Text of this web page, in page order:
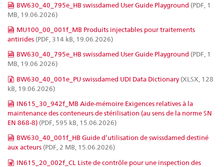
BW630_40_795e_HB swissdamed User Guide Playground (PDF, 1
MB, 19.06.2026)
MU100_00_001f_MB Produits injectables pour traitements
antirides (PDF, 314 kB, 19.06.2026)
BW630_40_795e_HB swissdamed User Guide Playground (PDF, 1
MB, 19.06.2026)
BW630_40_001e_PU swissdamed UDI Data Dictionary(XLSX, 128
kB, 19.06.2026)
IN615_30_942f_MB Aide-mémoire Exigences relatives à la
maintenance des conteneurs de stérilisation (au sens de la norme SN
EN 868-8) (PDF, 595 kB, 15.06.2026)
BW630_40_001f_HB Guide d’utilisation de swissdamed destiné
aux acteurs (PDF, 2 MB, 15.06.2026)
IN615_20_002f_CL Liste de contrôle pour une inspection des